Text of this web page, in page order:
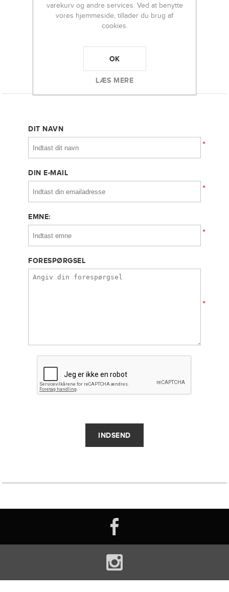
399,00 DKK
+
KONTAKT OS
DIT NAVN
*
DIN E-MAIL
*
EMNE:
*
FORESPØRGSEL
*
varekurv og andre services. Ved at benytte
vores hjemmeside, tillader du brug af
cookies.
OK
LÆS MERE